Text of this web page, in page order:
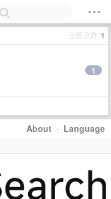
主题总数 1
1
About · Language